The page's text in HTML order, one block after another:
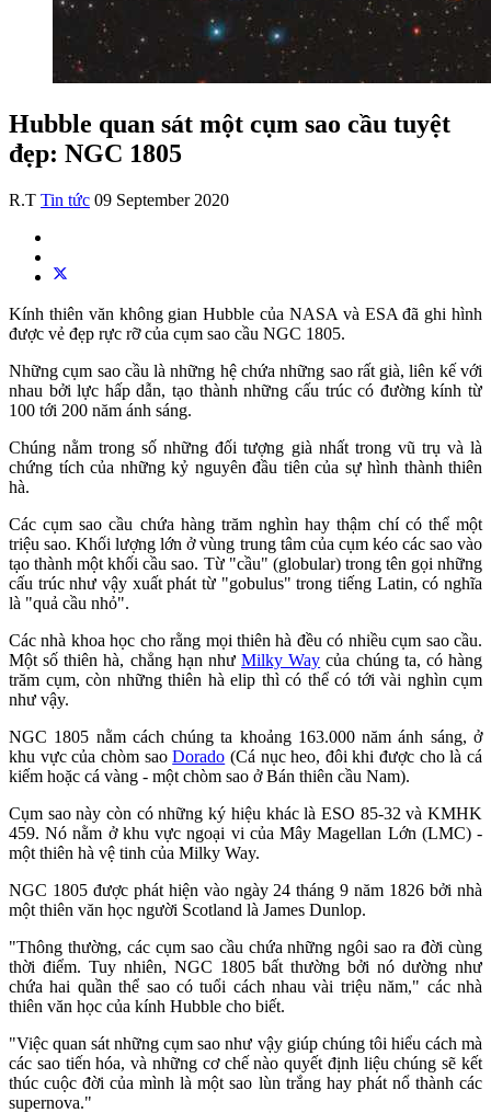
Hubble quan sát một cụm sao cầu tuyệt
đẹp: NGC 1805
R.T Tin tức 09 September 2020
Kính thiên văn không gian Hubble của NASA và ESA đã ghi hình
được vẻ đẹp rực rỡ của cụm sao cầu NGC 1805.
Những cụm sao cầu là những hệ chứa những sao rất già, liên kế với
nhau bởi lực hấp dẫn, tạo thành những cấu trúc có đường kính từ
100 tới 200 năm ánh sáng.
Chúng nằm trong số những đối tượng già nhất trong vũ trụ và là
chứng tích của những kỷ nguyên đầu tiên của sự hình thành thiên
hà.
Các cụm sao cầu chứa hàng trăm nghìn hay thậm chí có thể một
triệu sao. Khối lượng lớn ở vùng trung tâm của cụm kéo các sao vào
tạo thành một khối cầu sao. Từ "cầu" (globular) trong tên gọi những
cấu trúc như vậy xuất phát từ "gobulus" trong tiếng Latin, có nghĩa
là "quả cầu nhỏ".
Các nhà khoa học cho rằng mọi thiên hà đều có nhiều cụm sao cầu.
Một số thiên hà, chẳng hạn nhưMilky Way của chúng ta, có hàng
trăm cụm, còn những thiên hà elip thì có thể có tới vài nghìn cụm
như vậy.
NGC 1805 nằm cách chúng ta khoảng 163.000 năm ánh sáng, ở
khu vực của chòm saoDorado (Cá nục heo, đôi khi được cho là cá
kiếm hoặc cá vàng - một chòm sao ở Bán thiên cầu Nam).
Cụm sao này còn có những ký hiệu khác là ESO 85-32 và KMHK
459. Nó nằm ở khu vực ngoại vi của Mây Magellan Lớn (LMC) -
một thiên hà vệ tinh của Milky Way.
NGC 1805 được phát hiện vào ngày 24 tháng 9 năm 1826 bởi nhà
một thiên văn học người Scotland là James Dunlop.
"Thông thường, các cụm sao cầu chứa những ngôi sao ra đời cùng
thời điểm. Tuy nhiên, NGC 1805 bất thường bởi nó dường như
chứa hai quần thể sao có tuổi cách nhau vài triệu năm," các nhà
thiên văn học của kính Hubble cho biết.
"Việc quan sát những cụm sao như vậy giúp chúng tôi hiểu cách mà
các sao tiến hóa, và những cơ chế nào quyết định liệu chúng sẽ kết
thúc cuộc đời của mình là một sao lùn trắng hay phát nổ thành các
supernova."